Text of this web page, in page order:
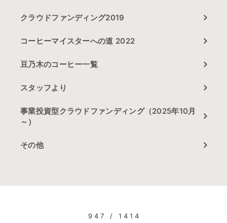
クラウドファンディング2019
コーヒーマイスターへの道 2022
豆乃木のコーヒー一覧
スタッフより
事業投資型クラウドファンディング（2025年10月
～）
その他
947 / 1414